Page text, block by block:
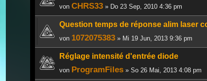
von CHRS33 » Do 23 Sep, 2010 4:36 pm
Question temps de réponse alim laser
von 1072075383 » Mi 19 Jun, 2013 9:36 pm
Réglage intensité d'entrée diode
von ProgramFiles » So 26 Mai, 2013 4:08 pm